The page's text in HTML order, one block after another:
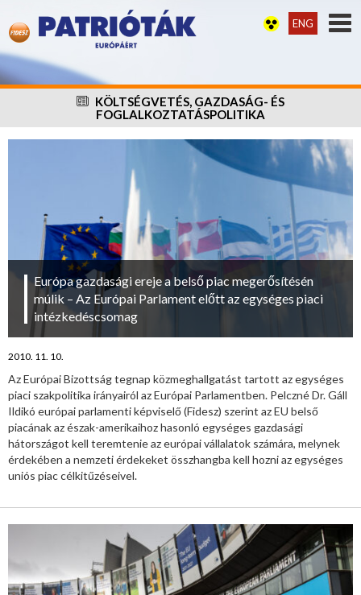
ENG
KÖLTSÉGVETÉS, GAZDASÁG- ÉS
FOGLALKOZTATÁSPOLITIKA
Európa gazdasági ereje a belső piac megerősítésén
múlik – Az Európai Parlament előtt az egységes piaci
intézkedéscsomag
2010. 11. 10.
Az Európai Bizottság tegnap közmeghallgatást tartott az egységes
piaci szakpolitika irányairól az Európai Parlamentben. Pelczné Dr. Gáll
Ildikó európai parlamenti képviselő (Fidesz) szerint az EU belső
piacának az észak-amerikaihoz hasonló egységes gazdasági
hátországot kell teremtenie az európai vállalatok számára, melynek
érdekében a nemzeti érdekeket összhangba kell hozni az egységes
uniós piac célkitűzéseivel.